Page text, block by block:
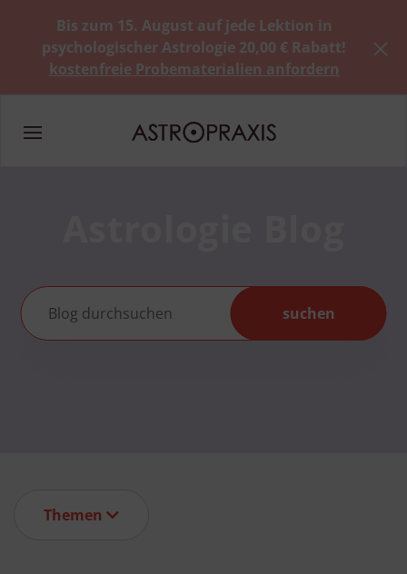
Bis zum 15. August auf jede Lektion in
psychologischer Astrologie 20,00 € Rabatt!
kostenfreie Probematerialien anfordern
suchen
Themen